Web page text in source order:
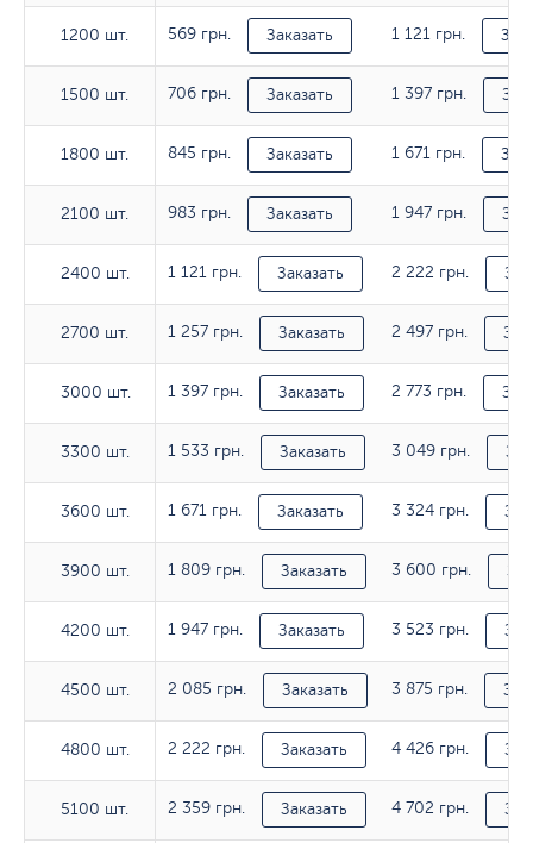
1200 шт.
1500 шт.
1800 шт.
2100 шт.
2400 шт.
2700 шт.
3000 шт.
3300 шт.
3600 шт.
3900 шт.
4200 шт.
4500 шт.
4800 шт.
5100 шт.
1200 шт. 569 грн. Заказать 1 121 грн.
1500 шт. 706 грн. Заказать 1 397 грн.
1800 шт. 845 грн. Заказать 1 671 грн.
2100 шт. 983 грн. Заказать 1 947 грн.
2400 шт. 1 121 грн. Заказать 2 222 грн.
2700 шт. 1 257 грн. Заказать 2 497 грн.
3000 шт. 1 397 грн. Заказать 2 773 грн.
3300 шт. 1 533 грн. Заказать 3 049 грн.
3600 шт. 1 671 грн. Заказать 3 324 грн.
3900 шт. 1 809 грн. Заказать 3 600 грн.
4200 шт. 1 947 грн. Заказать 3 523 грн.
4500 шт. 2 085 грн. Заказать 3 875 грн.
4800 шт. 2 222 грн. Заказать 4 426 грн.
5100 шт. 2 359 грн. Заказать 4 702 грн.